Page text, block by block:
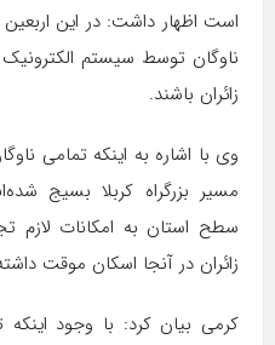
است اظهار داشت: در این
ناوگان توسط سیستم
زائران باشند.
وی با اشاره به اینکه تمامی
مسیر بزرگراه کربلا بسیج
سطح استان به امکانات لازم
زائران در آنجا اسکان موقت
کرمی بیان کرد: با وجود